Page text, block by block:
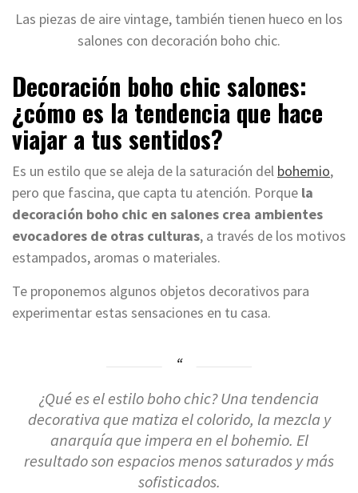
Las piezas de aire vintage, también tienen hueco en los
salones con decoración boho chic.
Decoración boho chic salones:
¿cómo es la tendencia que hace
viajar a tus sentidos?
Es un estilo que se aleja de la saturación del bohemio,
pero que fascina, que capta tu atención. Porque la
decoración boho chic en salones crea ambientes
evocadores de otras culturas, a través de los motivos
estampados, aromas o materiales.
Te proponemos algunos objetos decorativos para
experimentar estas sensaciones en tu casa.
¿Qué es el estilo boho chic? Una tendencia
decorativa que matiza el colorido, la mezcla y
anarquía que impera en el bohemio. El
resultado son espacios menos saturados y más
sofisticados.